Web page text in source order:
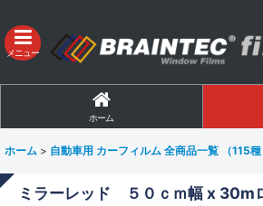
メニュー
ホーム
ホーム > 自動車用 カーフィルム 全商品一覧 （115種
ミラーレッド ５０ｃｍ幅 x